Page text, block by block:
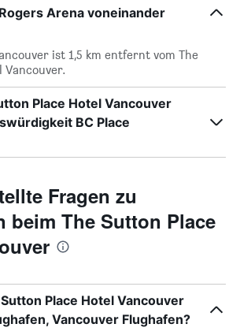
Arena voneinander
ist 1,5 km entfernt vom The
Vancouver.
Place Hotel Vancouver
BC Place
Fragen zu
beim The Sutton Place
Place Hotel Vancouver
Vancouver Flughafen?